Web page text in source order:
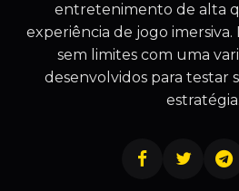
entretenimento de alta
experiência de jogo imersiva.
sem limites com uma
desenvolvidos para testar
estratégia.